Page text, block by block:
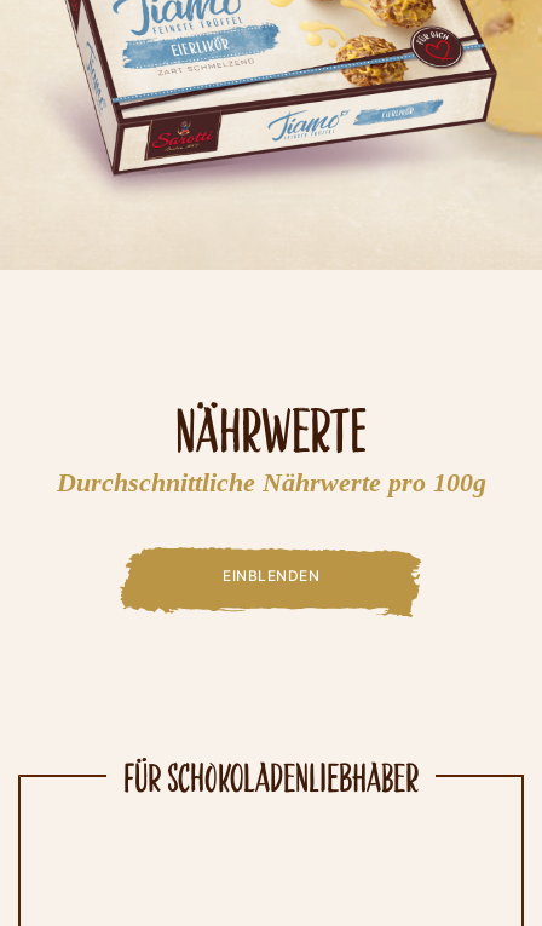
Nährwerte
Durchschnittliche Nährwerte pro 100g
EINBLENDEN
FÜR SCHOKOLADENLIEBHABER